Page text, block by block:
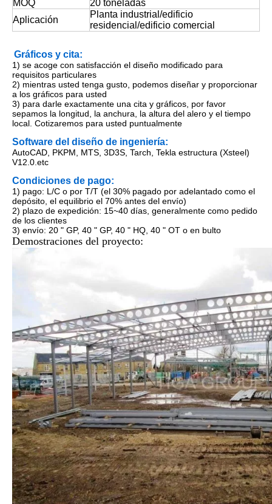
MOQ
20 toneladas
Aplicación
Planta industrial/edificio
residencial/edificio comercial
Gráficos y cita:
1) se acoge con satisfacción el diseño modificado para
requisitos particulares
2) mientras usted tenga gusto, podemos diseñar y proporcionar
a los gráficos para usted
3) para darle exactamente una cita y gráficos, por favor
sepamos la longitud, la anchura, la altura del alero y el tiempo
local. Cotizaremos para usted puntualmente
Software del diseño de ingeniería:
AutoCAD, PKPM, MTS, 3D3S, Tarch, Tekla estructura (Xsteel)
V12.0.etc
Condiciones de pago:
1) pago: L/C o por T/T (el 30% pagado por adelantado como el
depósito, el equilibrio el 70% antes del envío)
2) plazo de expedición: 15~40 días, generalmente como pedido
de los clientes
3) envío: 20 " GP, 40 " GP, 40 " HQ, 40 " OT o en bulto
Demostraciones del proyecto: